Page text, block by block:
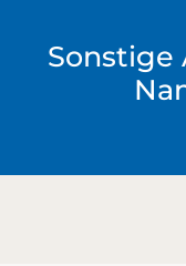
Sonstige